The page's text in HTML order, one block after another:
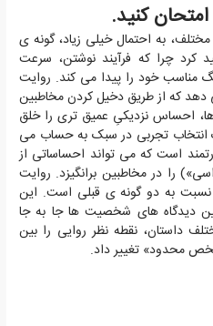
کنید.
به احتمال خیلی زیاد، گونه ی
کرد چرا که فرآیند نوشتن، سرعت
مناسب خود را پیدا می کند. روایت
که از طریق دخیل کردن مخاطبین
احساس نزدیکیِ عمیق تری را خلق
تجربی در سبک به حساب می
است که می تواند احساساتی از
را در مخاطبین برانگیزد. روایت
به دو گونه ی قبلی است. این
دیدگاه های شخصیت ها جا به جا
داستان، نقطه نظر روایی را بین
محدود» تغییر داد.